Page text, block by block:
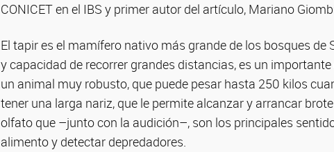
CONICET en el IBS y primer autor del artículo, Mariano
El tapir es el mamífero nativo más grande de los bosques
y capacidad de recorrer grandes distancias, es un
un animal muy robusto, que puede pesar hasta 250 kilos
tener una larga nariz, que le permite alcanzar y arrancar
olfato que –junto con la audición–, son los principales
alimento y detectar depredadores.